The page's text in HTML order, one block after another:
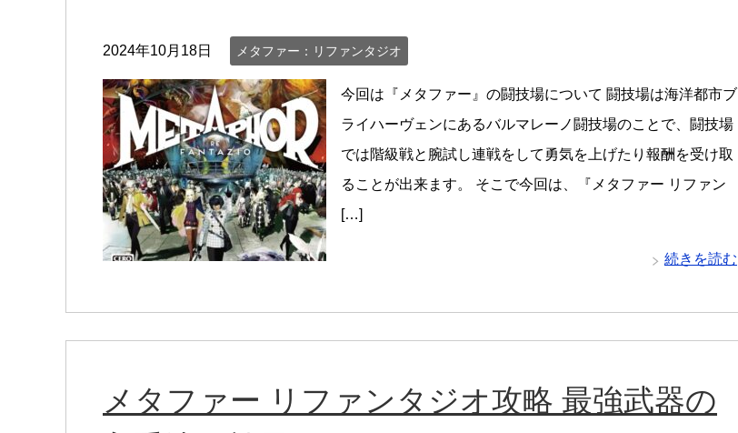
2024年10月18日 メタファー：リファンタジオ
今回は『メタファー』の闘技場について 闘技場は海洋都市ブ
ライハーヴェンにあるバルマレーノ闘技場のことで、闘技場
では階級戦と腕試し連戦をして勇気を上げたり報酬を受け取
ることが出来ます。 そこで今回は、『メタファー リファン
[…]
続きを読む
メタファー リファンタジオ攻略 最強武器の